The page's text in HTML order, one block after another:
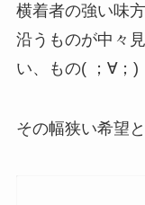
横着者の強い味
沿うものが中々
い、もの( ；∀；)
その幅狭い希望と